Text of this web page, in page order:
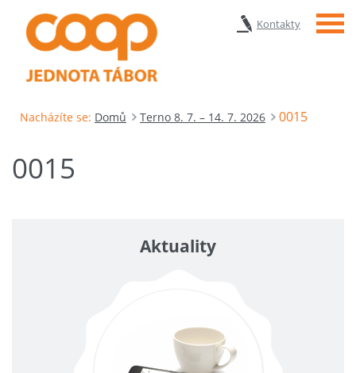
Kontakty Menu
Nacházíte se: Domů Terno 8. 7. – 14. 7. 2026 0015
0015
Aktuality